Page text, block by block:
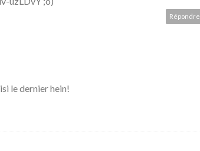
Répondre
le dernier hein!